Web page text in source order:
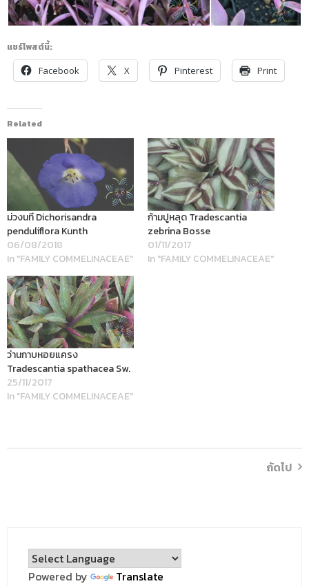
แชร์โพสต์นี้:
Facebook
X Pinterest Print
Related
ม่วงนที Dichorisandra
penduliflora Kunth
06/08/2018
In "FAMILY COMMELINACEAE"
ก้ามปูหลุด Tradescantia
zebrina Bosse
01/11/2017
In "FAMILY COMMELINACEAE"
ว่านกาบหอยแครง
Tradescantia spathacea Sw.
25/11/2017
In "FAMILY COMMELINACEAE"
ถัดไป
Powered by Translate